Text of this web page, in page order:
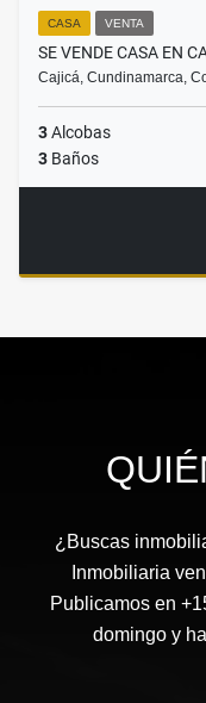
CASA VENTA
SE VENDE CASA EN
Cajicá, Cundinamarca,
3Alcobas
3 Baños
¿Buscas
Inmobiliaria
Publicamos en
domingo y